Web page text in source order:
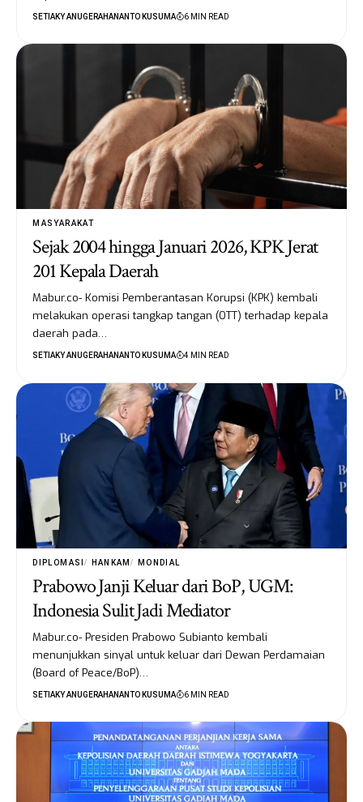
SETIAKY ANUGERAHANANTO KUSUMA 6 MIN READ
MASYARAKAT
Sejak 2004 hingga Januari 2026, KPK Jerat
201 Kepala Daerah
Mabur.co- Komisi Pemberantasan Korupsi (KPK) kembali
melakukan operasi tangkap tangan (OTT) terhadap kepala
daerah pada…
SETIAKY ANUGERAHANANTO KUSUMA 4 MIN READ
DIPLOMASI HANKAM MONDIAL
Prabowo Janji Keluar dari BoP, UGM:
Indonesia Sulit Jadi Mediator
Mabur.co- Presiden Prabowo Subianto kembali
menunjukkan sinyal untuk keluar dari Dewan Perdamaian
(Board of Peace/BoP)…
SETIAKY ANUGERAHANANTO KUSUMA 6 MIN READ